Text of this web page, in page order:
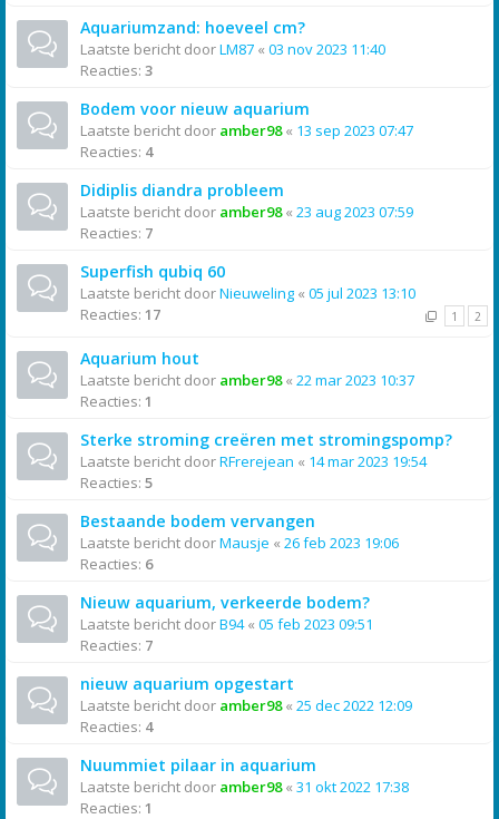
Aquariumzand: hoeveel cm?
Laatste bericht doorLM87 « 03 nov 2023 11:40
Reacties: 3
Bodem voor nieuw aquarium
Laatste bericht door amber98« 13 sep 2023 07:47
Reacties: 4
Didiplis diandra probleem
Laatste bericht door amber98« 23 aug 2023 07:59
Reacties: 7
Superfish qubiq 60
Laatste bericht doorNieuweling « 05 jul 2023 13:10
Reacties: 17 1 2
Aquarium hout
Laatste bericht door amber98« 22 mar 2023 10:37
Reacties: 1
Sterke stroming creëren met stromingspomp?
Laatste bericht doorRFrerejean « 14 mar 2023 19:54
Reacties: 5
Bestaande bodem vervangen
Laatste bericht doorMausje « 26 feb 2023 19:06
Reacties: 6
Nieuw aquarium, verkeerde bodem?
Laatste bericht doorB94« 05 feb 2023 09:51
Reacties: 7
nieuw aquarium opgestart
Laatste bericht door amber98« 25 dec 2022 12:09
Reacties: 4
Nuummiet pilaar in aquarium
Laatste bericht door amber98« 31 okt 2022 17:38
Reacties: 1